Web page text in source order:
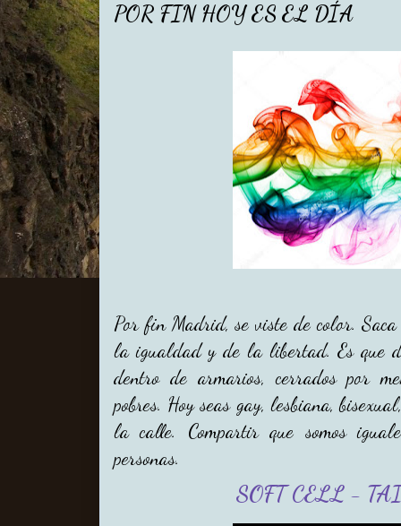
POR FIN HOY ES EL DÍA
Por fin Madrid, se viste de color.
la igualdad y de la libertad. Es que
dentro de armarios, cerrados por
pobres. Hoy seas gay, lesbiana,
la calle. Compartir que somos
personas.
SOFT CELL -